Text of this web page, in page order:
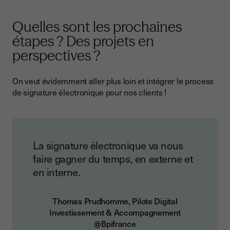
Quelles sont les prochaines
étapes ? Des projets en
perspectives ?
On veut évidemment aller plus loin et intégrer le process
de signature électronique pour nos clients !
La signature électronique va nous
faire gagner du temps, en externe et
en interne.
Thomas Prudhomme, Pilote Digital
Investissement & Accompagnement
@Bpifrance